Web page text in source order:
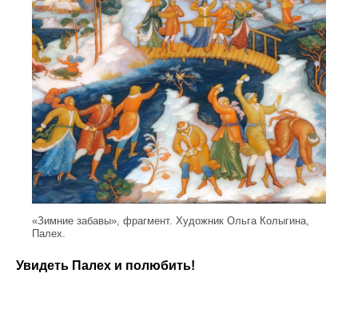
«Зимние забавы», фрагмент. Художник Ольга Колыгина,
Палех.
Увидеть Палех и полюбить!